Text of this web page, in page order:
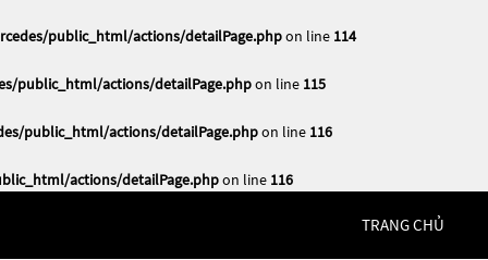
public_html/actions/detailPage.phpon line 114
public_html/actions/detailPage.phpon line 115
public_html/actions/detailPage.phpon line 116
actions/detailPage.phpon line 116
TRANG CHỦ